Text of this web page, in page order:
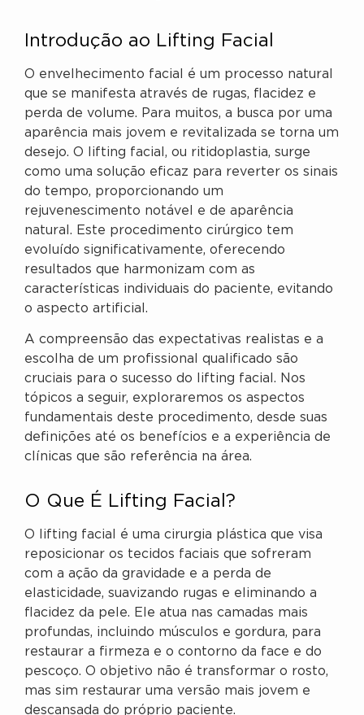
Introdução ao Lifting Facial
O envelhecimento facial é um processo natural
que se manifesta através de rugas, flacidez e
perda de volume. Para muitos, a busca por uma
aparência mais jovem e revitalizada se torna um
desejo. O lifting facial, ou ritidoplastia, surge
como uma solução eficaz para reverter os sinais
do tempo, proporcionando um
rejuvenescimento notável e de aparência
natural. Este procedimento cirúrgico tem
evoluído significativamente, oferecendo
resultados que harmonizam com as
características individuais do paciente, evitando
o aspecto artificial.
A compreensão das expectativas realistas e a
escolha de um profissional qualificado são
cruciais para o sucesso do lifting facial. Nos
tópicos a seguir, exploraremos os aspectos
fundamentais deste procedimento, desde suas
definições até os benefícios e a experiência de
clínicas que são referência na área.
O Que É Lifting Facial?
O lifting facial é uma cirurgia plástica que visa
reposicionar os tecidos faciais que sofreram
com a ação da gravidade e a perda de
elasticidade, suavizando rugas e eliminando a
flacidez da pele. Ele atua nas camadas mais
profundas, incluindo músculos e gordura, para
restaurar a firmeza e o contorno da face e do
pescoço. O objetivo não é transformar o rosto,
mas sim restaurar uma versão mais jovem e
descansada do próprio paciente.